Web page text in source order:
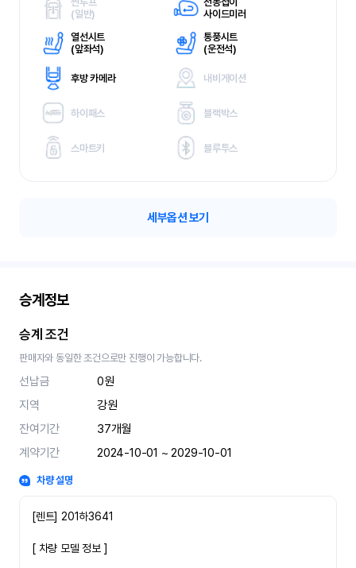
(일반)
사이드미러
열선시트
(앞좌석)
통풍시트
(운전석)
후방 카메라 내비게이션
하이패스 블랙박스
스마트키 블루투스
세부옵션 보기
승계정보
승계 조건
판매자와 동일한 조건으로만 진행이 가능합니다.
선납금
0원
지역
강원
잔여기간
37개월
계약기간
2024-10-01 ~ 2029-10-01
차량 설명
[렌트] 201하3641
​[ 차량 모델 정보 ]